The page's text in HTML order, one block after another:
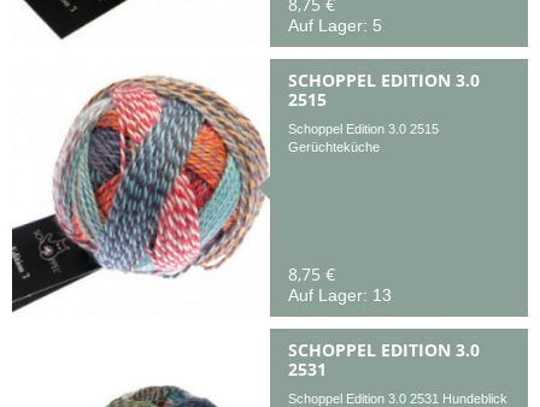
Auf Lager: 5
SCHOPPEL EDITION 3.0
2515
Schoppel Edition 3.0 2515
Gerüchteküche
8,75 €
Auf Lager: 13
SCHOPPEL EDITION 3.0
2531
Schoppel Edition 3.0 2531 Hundeblick